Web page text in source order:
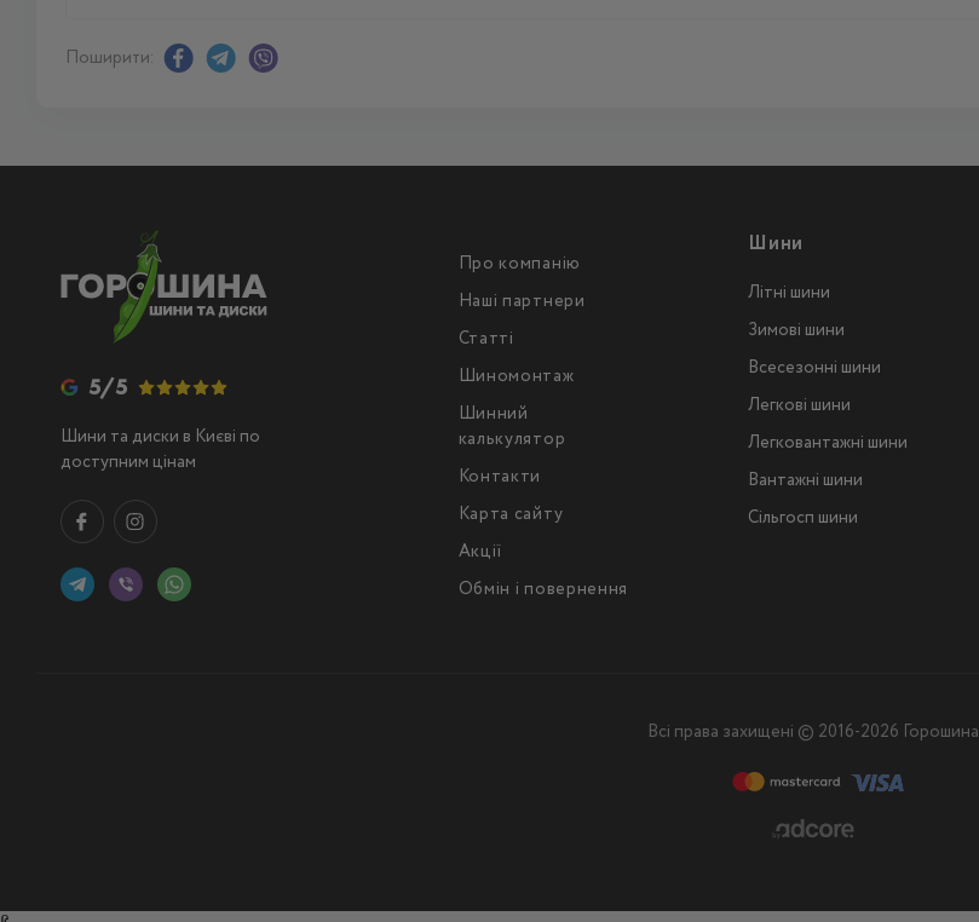
Поширити:
5/5
Шини та диски в Києві по
доступним цінам
Про компанію
Наші партнери
Статті
Шиномонтаж
Шинний
калькулятор
Контакти
Карта сайту
Акції
Обмін і повернення
Шини
Літні шини
Зимові шини
Всесезонні шини
Легкові шини
Легковантажнi шини
Вантажнi шини
Сільгосп шини
Всі права захищені © 2016-2026 Горошина